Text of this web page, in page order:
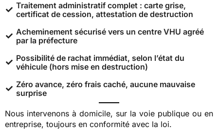
Traitement administratif complet : carte grise,
certificat de cession, attestation de destruction
Acheminement sécurisé vers un centre VHU agréé
par la préfecture
Possibilité de rachat immédiat, selon l’état du
véhicule (hors mise en destruction)
Zéro avance, zéro frais caché, aucune mauvaise
surprise
Nous intervenons à domicile, sur la voie publique ou en
entreprise, toujours en conformité avec la loi.